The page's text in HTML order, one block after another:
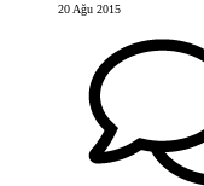
20 Ağu 2015